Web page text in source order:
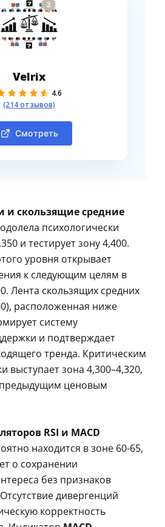
3
Velrix
4.6
(214 отзывов)
Смотреть
и скользящие средние
психологически
и тестирует зону 4,400.
уровня открывает
к следующим целям в
Лента скользящих средних
расположенная ниже
систему
и подтверждает
тренда. Критическим
выступает зона 4,300–4,320,
ценовым
RSI и MACD
находится в зоне 60-65,
о сохранении
без признаков
дивергенций
корректность